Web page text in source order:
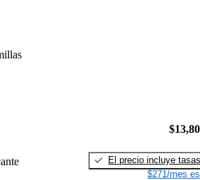
El precio incluye tasas
$271/mes